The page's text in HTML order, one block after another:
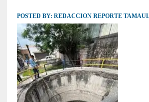
POSTED BY: REDACCION REPORTE